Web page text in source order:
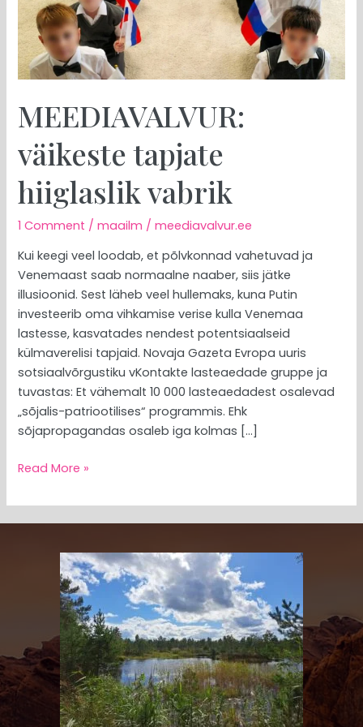
MEEDIAVALVUR:
väikeste tapjate
hiiglaslik vabrik
1 Comment /maailm /meediavalvur.ee
Kui keegi veel loodab, et põlvkonnad vahetuvad ja
Venemaast saab normaalne naaber, siis jätke
illusioonid. Sest läheb veel hullemaks, kuna Putin
investeerib oma vihkamise verise kulla Venemaa
lastesse, kasvatades nendest potentsiaalseid
külmaverelisi tapjaid. Novaja Gazeta Evropa uuris
sotsiaalvõrgustiku vKontakte lasteaedade gruppe ja
tuvastas: Et vähemalt 10 000 lasteaedadest osalevad
„sõjalis-patriootilises“ programmis. Ehk
sõjapropagandas osaleb iga kolmas […]
Read More »